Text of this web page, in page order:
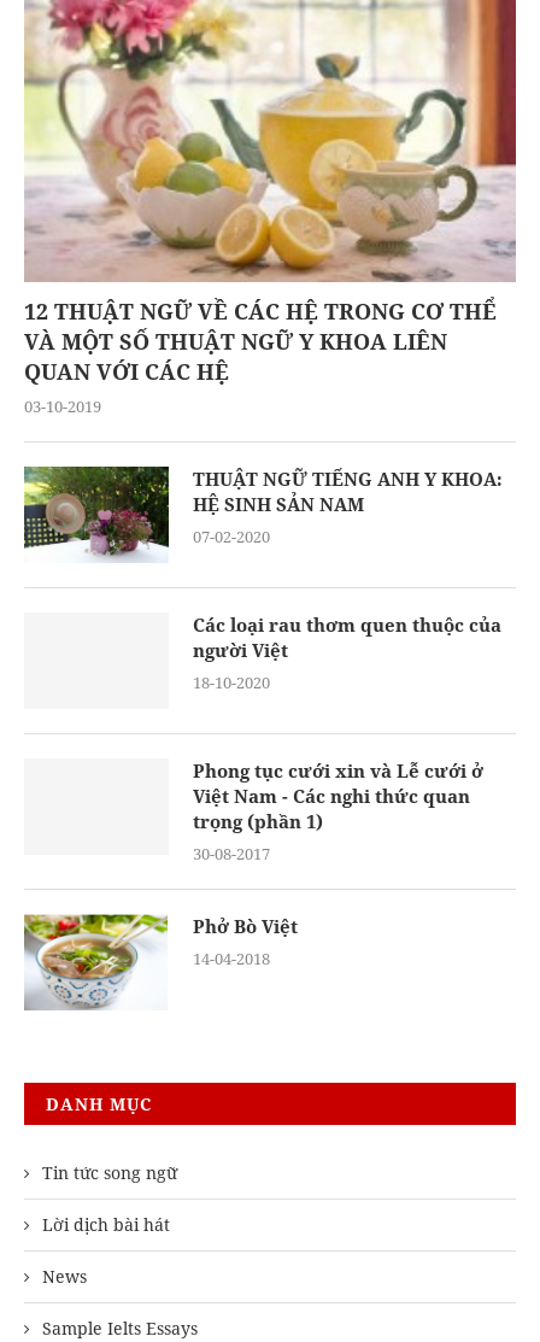
12 THUẬT NGỮ VỀ CÁC HỆ TRONG CƠ THỂ
VÀ MỘT SỐ THUẬT NGỮ Y KHOA LIÊN
QUAN VỚI CÁC HỆ
03-10-2019
THUẬT NGỮ TIẾNG ANH Y KHOA:
HỆ SINH SẢN NAM
07-02-2020
Các loại rau thơm quen thuộc của
người Việt
18-10-2020
Phong tục cưới xin và Lễ cưới ở
Việt Nam - Các nghi thức quan
trọng (phần 1)
30-08-2017
Phở Bò Việt
14-04-2018
DANH MỤC
Tin tức song ngữ
Lời dịch bài hát
News
Sample Ielts Essays